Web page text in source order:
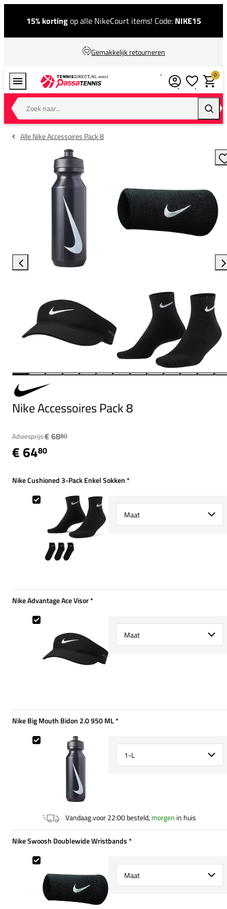
15% kortingop alle NikeCourt items! Code: NIKE15
Gemakkelijk retourneren
Zoek naar...
0
Alle Nike Accessoires Pack 8
Nike Accessoires Pack 8
Adviesprijs:€ 6880
€ 6480
Nike Cushioned 3-Pack Enkel Sokken*
Select {option} for {name}
Nike Cushioned 3-Pack Enkel Sokken
Nike Advantage Ace Visor*
Select {option} for {name}
Nike Advantage Ace Visor
Nike Big Mouth Bidon 2.0 950 ML*
Select {option} for {name}
Vandaag voor 22:00 besteld,morgen in huis
Nike Big Mouth Bidon 2.0 950 ML
Nike Swoosh Doublewide Wristbands*
Select {option} for {name}
Nike Swoosh Doublewide Wristbands